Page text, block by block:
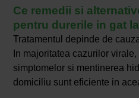
Ce remedii si
pentru durerile in gat
Tratamentul depinde de
In majoritatea cazurilor
simptomelor si mentinerea
domiciliu sunt eficiente in